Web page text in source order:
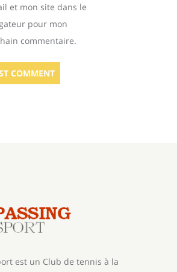
et mon site dans le
pour mon
commentaire.
est un Club de tennis à la